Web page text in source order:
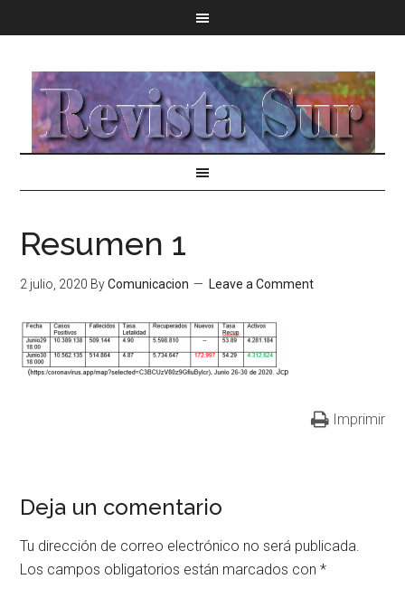
Resumen 1
2 julio, 2020 ByComunicacion Leave a Comment
Imprimir
Deja un comentario
Tu dirección de correo electrónico no será publicada.
Los campos obligatorios están marcados con*